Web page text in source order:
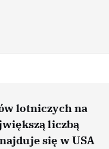
lotniczych na
liczbą
się w USA